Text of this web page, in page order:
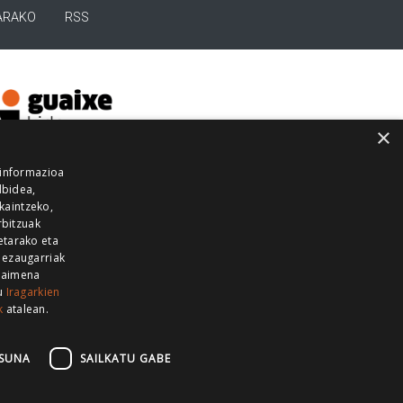
RSS
GUKA
GUKA ZUMAIA GUKA
×
eta
Iragarkien
atalean.
SAILKATU GABE